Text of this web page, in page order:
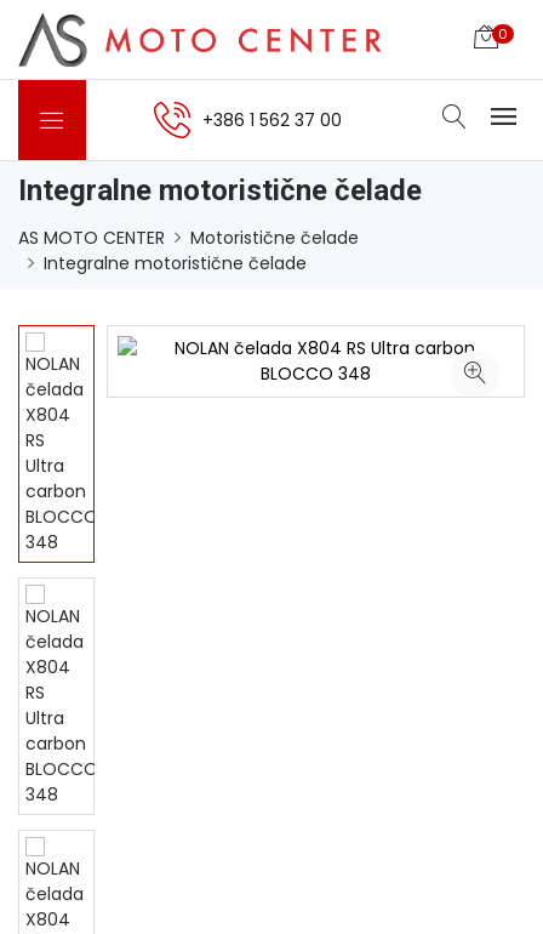
0
+386 1 562 37 00
Integralne motoristične čelade
AS MOTO CENTER
Motoristične čelade
Integralne motoristične čelade